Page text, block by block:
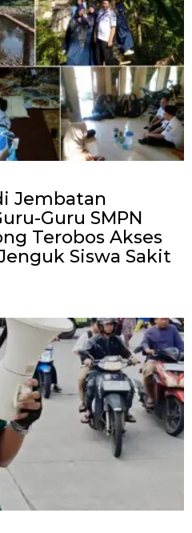
Jembatan
Guru SMPN
Terobos Akses
Siswa Sakit